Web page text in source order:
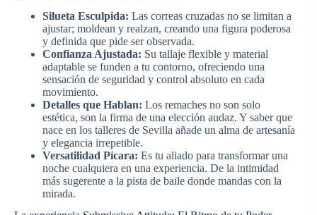
Silueta Esculpida: Las correas cruzadas no se limitan a
ajustar; moldean y realzan, creando una figura poderosa
y definida que pide ser observada.
Confianza Ajustada: Su tallaje flexible y material
adaptable se funden a tu contorno, ofreciendo una
sensación de seguridad y control absoluto en cada
movimiento.
Detalles que Hablan: Los remaches no son solo
estética, son la firma de una elección audaz. Y saber que
nace en los talleres de Sevilla añade un alma de artesanía
y elegancia irrepetible.
Versatilidad Pícara: Es tu aliado para transformar una
noche cualquiera en una experiencia. De la intimidad
más sugerente a la pista de baile donde mandas con la
mirada.